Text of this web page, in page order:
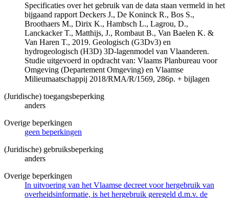
Specificaties over het gebruik van de data staan vermeld in het
bijgaand rapport Deckers J., De Koninck R., Bos S.,
Broothaers M., Dirix K., Hambsch L., Lagrou, D.,
Lanckacker T., Matthijs, J., Rombaut B., Van Baelen K. &
Van Haren T., 2019. Geologisch (G3Dv3) en
hydrogeologisch (H3D) 3D-lagenmodel van Vlaanderen.
Studie uitgevoerd in opdracht van: Vlaams Planbureau voor
Omgeving (Departement Omgeving) en Vlaamse
Milieumaatschappij 2018/RMA/R/1569, 286p. + bijlagen
(Juridische) toegangsbeperking
anders
Overige beperkingen
geen beperkingen
(Juridische) gebruiksbeperking
anders
Overige beperkingen
In uitvoering van het Vlaamse decreet voor hergebruik van
overheidsinformatie, is het hergebruik geregeld d.m.v. de